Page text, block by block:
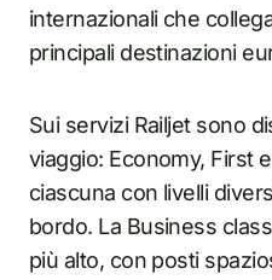
internazionali che
principali destinazioni
Sui servizi Railjet sono
viaggio: Economy, First
ciascuna con livelli
bordo. La Business
più alto, con posti